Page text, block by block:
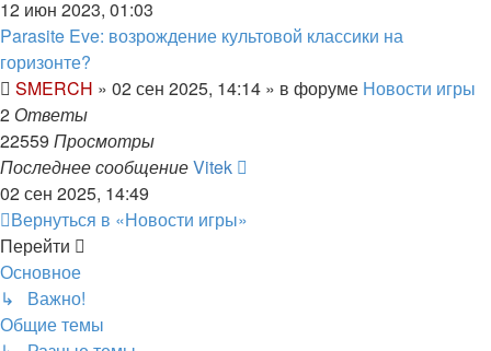
12 июн 2023, 01:03
Parasite Eve: возрождение культовой классики на
горизонте?
SMERCH » 02 сен 2025, 14:14 » в форуме Новости игры
2 Ответы
22559 Просмотры
Последнее сообщениеVitek
02 сен 2025, 14:49
Вернуться в «Новости игры»
Перейти
Основное
↳ Важно!
Общие темы